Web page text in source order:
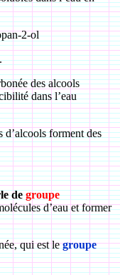
2-ol
des alcools
dans l’eau
d’alcools forment des
degroupe
d’eau et former
qui est legroupe